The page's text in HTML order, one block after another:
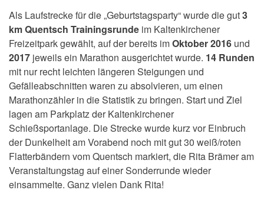
Als Laufstrecke für die „Geburtstagsparty“ wurde die gut3
km Quentsch Trainingsrunde im Kaltenkirchener
Freizeitpark gewählt, auf der bereits imOktober 2016 und
2017 jeweils ein Marathon ausgerichtet wurde. 14 Runden
mit nur recht leichten längeren Steigungen und
Gefälleabschnitten waren zu absolvieren, um einen
Marathonzähler in die Statistik zu bringen. Start und Ziel
lagen am Parkplatz der Kaltenkirchener
Schießsportanlage. Die Strecke wurde kurz vor Einbruch
der Dunkelheit am Vorabend noch mit gut 30 weiß/roten
Flatterbändern vom Quentsch markiert, die Rita Brämer am
Veranstaltungstag auf einer Sonderrunde wieder
einsammelte. Ganz vielen Dank Rita!